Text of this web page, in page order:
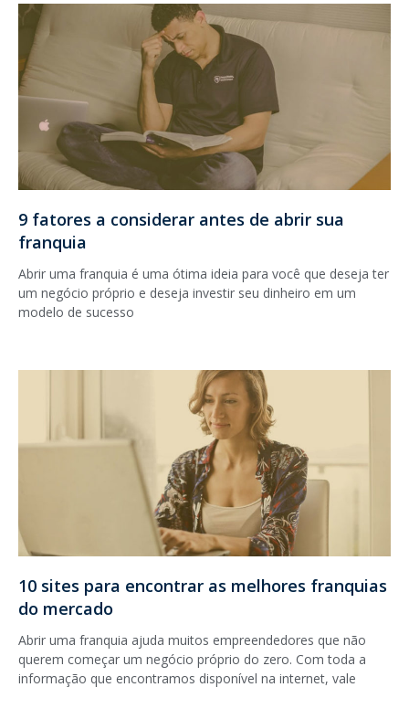
9 fatores a considerar antes de abrir sua
franquia
Abrir uma franquia é uma ótima ideia para você que deseja ter
um negócio próprio e deseja investir seu dinheiro em um
modelo de sucesso
10 sites para encontrar as melhores franquias
do mercado
Abrir uma franquia ajuda muitos empreendedores que não
querem começar um negócio próprio do zero. Com toda a
informação que encontramos disponível na internet, vale